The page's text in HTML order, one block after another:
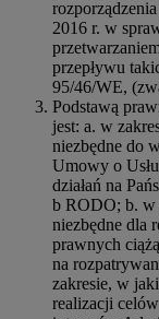
2016 r. w
przepływu
95/46/WE,
Podstawą
jest: a. w
niezbędne do
Umowy o
działań na
b RODO; b. w
niezbędne dla
prawnych
na
zakresie, w
realizacji